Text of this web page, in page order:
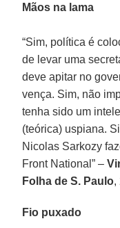
Mãos na lama
“Sim, política é
de levar uma
deve apitar no
vença. Sim, não
tenha sido um
(teórica) uspiana.
Nicolas Sarkozy
Front National” –
Folha de S. Paulo,
Fio puxado